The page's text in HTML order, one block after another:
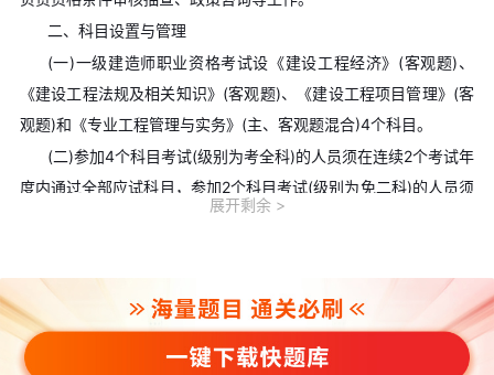
二、科目设置与管理
(一)一级建造师职业资格考试设《建设工程经济》(客观题)、
《建设工程法规及相关知识》(客观题)、《建设工程项目管理》(客
观题)和《专业工程管理与实务》(主、客观题混合)4个科目。
(二)参加4个科目考试(级别为考全科)的人员须在连续2个考试年
度内通过全部应试科目，参加2个科目考试(级别为免二科)的人员须
在1个考试年度内通过应试科目，方可取得资格证书。
师资格证书后方可报名，通过应试科目后方可取得成绩合格证明，
该证明作为注册时增加执业专业类别的依据。
展开剩余